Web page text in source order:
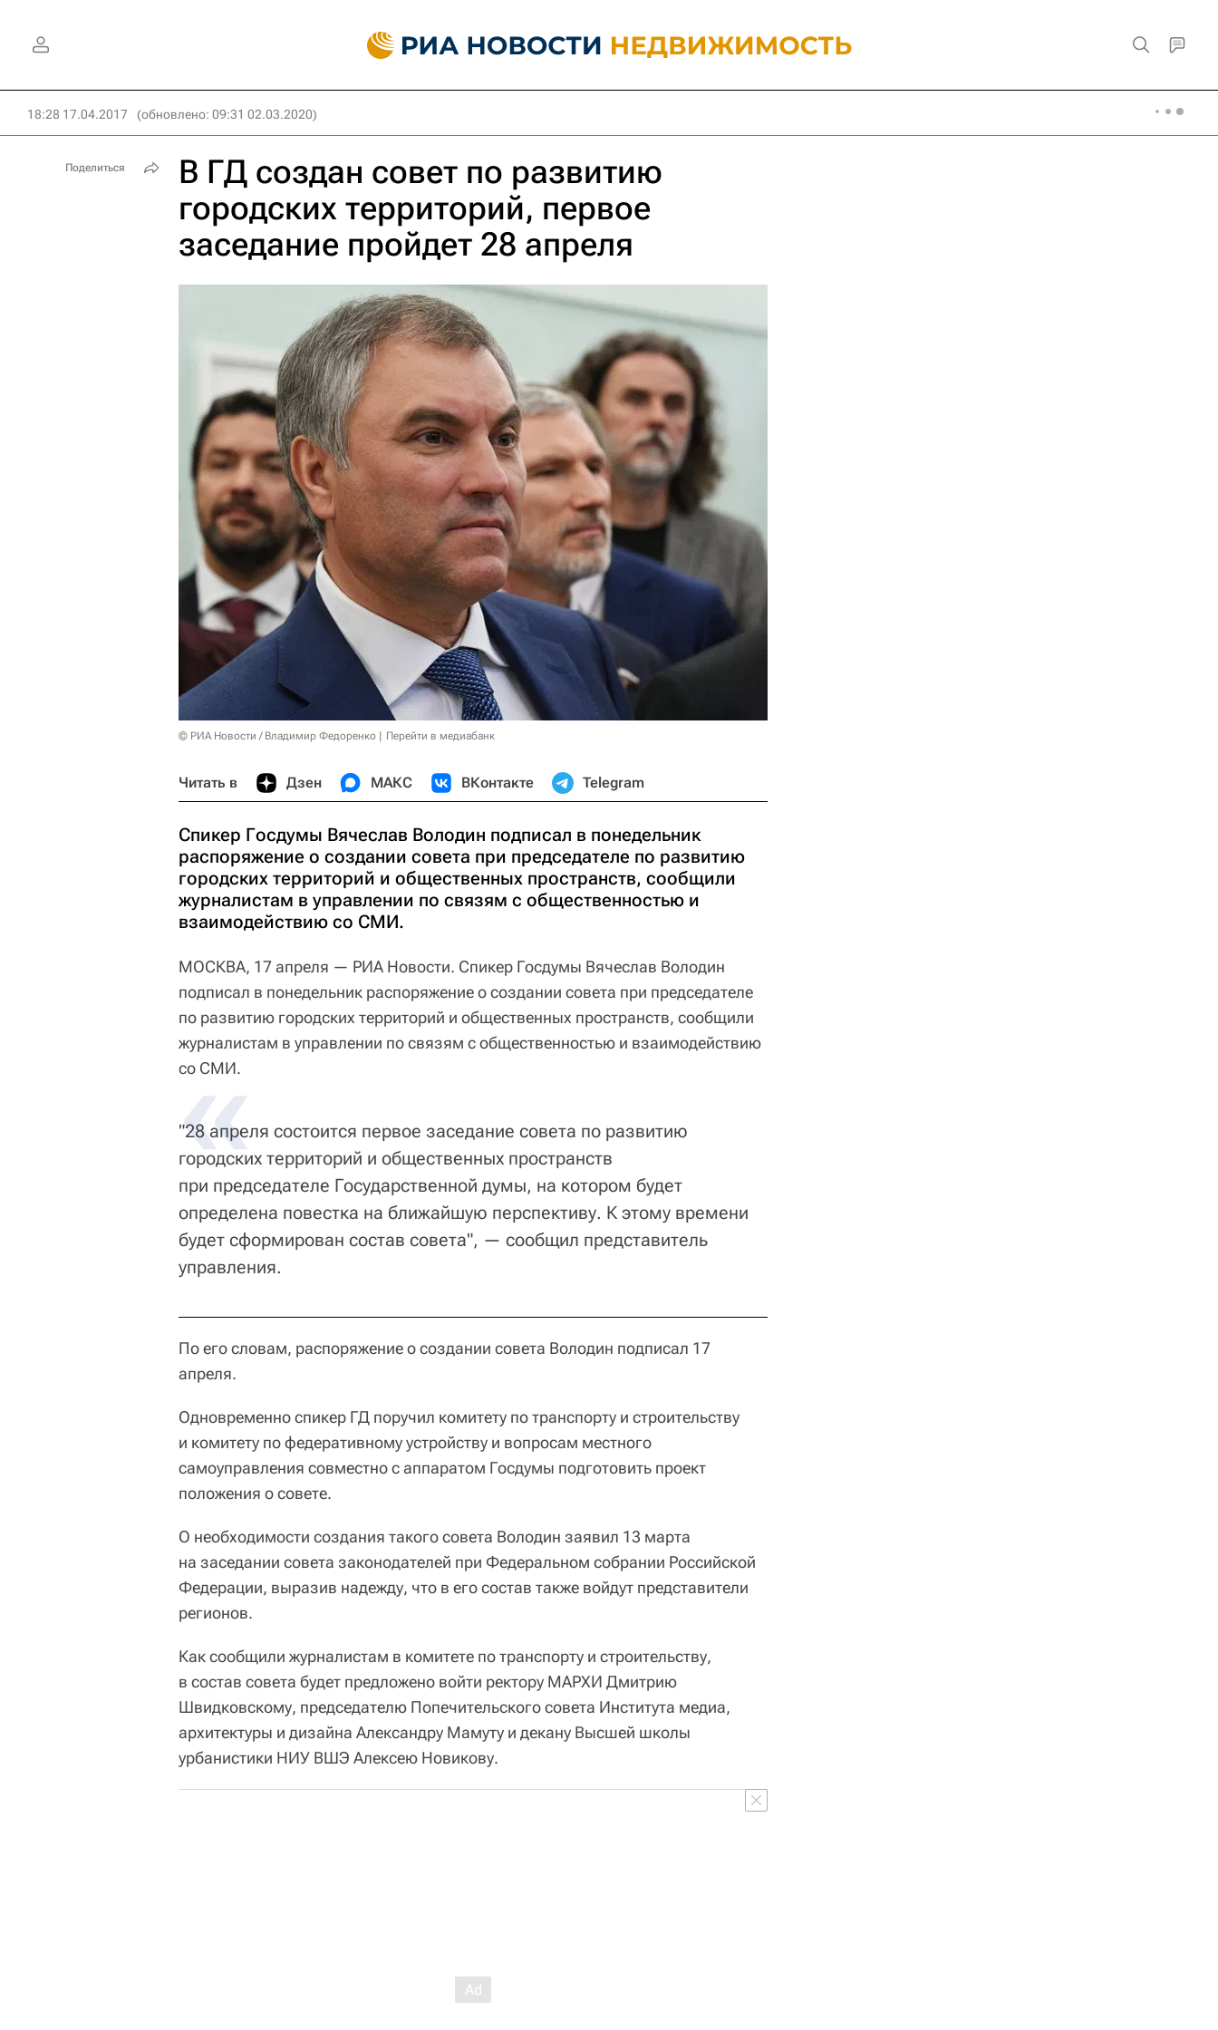
18:28 17.04.2017 (обновлено: 09:31 02.03.2020)
В ГД создан совет по развитию
городских территорий, первое
заседание пройдет 28 апреля
© РИА Новости / Владимир Федоренко Перейти в медиабанк
Читать в Дзен МАКС ВКонтакте Telegram
Спикер Госдумы Вячеслав Володин подписал в понедельник
распоряжение о создании совета при председателе по развитию
городских территорий и общественных пространств, сообщили
журналистам в управлении по связям с общественностью и
взаимодействию со СМИ.
МОСКВА, 17 апреля — РИА Новости. Спикер Госдумы Вячеслав Володин
подписал в понедельник распоряжение о создании совета при председателе
по развитию городских территорий и общественных пространств, сообщили
журналистам в управлении по связям с общественностью и взаимодействию
со СМИ.
"28 апреля состоится первое заседание совета по развитию
городских территорий и общественных пространств
при председателе Государственной думы, на котором будет
определена повестка на ближайшую перспективу. К этому времени
будет сформирован состав совета", — сообщил представитель
управления.
По его словам, распоряжение о создании совета Володин подписал 17
апреля.
Одновременно спикер ГД поручил комитету по транспорту и строительству
и комитету по федеративному устройству и вопросам местного
самоуправления совместно с аппаратом Госдумы подготовить проект
положения о совете.
О необходимости создания такого совета Володин заявил 13 марта
на заседании совета законодателей при Федеральном собрании Российской
Федерации, выразив надежду, что в его состав также войдут представители
регионов.
Как сообщили журналистам в комитете по транспорту и строительству,
в состав совета будет предложено войти ректору МАРХИ Дмитрию
Швидковскому, председателю Попечительского совета Института медиа,
архитектуры и дизайна Александру Мамуту и декану Высшей школы
урбанистики НИУ ВШЭ Алексею Новикову.
Поделиться